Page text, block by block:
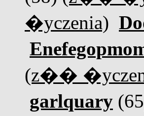
�yczenia)
(z��
garlquary